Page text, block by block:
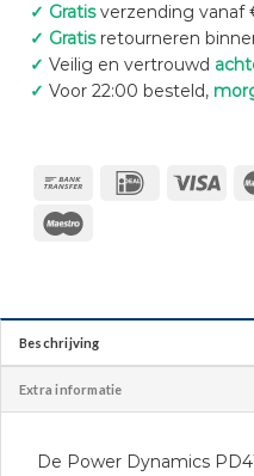
✓ Gratisverzending vanaf
✓ Gratisretourneren
✓ Veilig en vertrouwd
✓ Voor 22:00 besteld,
Beschrijving
Extra informatie
De Power Dynamics